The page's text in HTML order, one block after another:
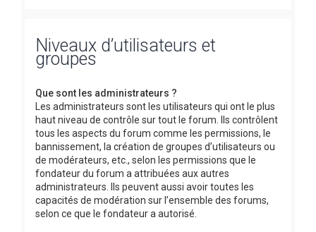
Niveaux d’utilisateurs et
groupes
Que sont les administrateurs ?
Les administrateurs sont les utilisateurs qui ont le plus
haut niveau de contrôle sur tout le forum. Ils contrôlent
tous les aspects du forum comme les permissions, le
bannissement, la création de groupes d’utilisateurs ou
de modérateurs, etc., selon les permissions que le
fondateur du forum a attribuées aux autres
administrateurs. Ils peuvent aussi avoir toutes les
capacités de modération sur l’ensemble des forums,
selon ce que le fondateur a autorisé.